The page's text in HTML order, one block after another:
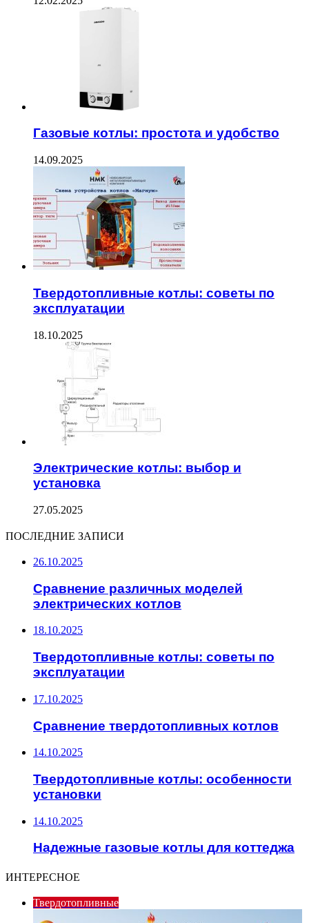
Газовые котлы: простота и удобство
14.09.2025
Твердотопливные котлы: советы по
эксплуатации
18.10.2025
Электрические котлы: выбор и
установка
27.05.2025
ПОСЛЕДНИЕ ЗАПИСИ
26.10.2025
Сравнение различных моделей
электрических котлов
18.10.2025
Твердотопливные котлы: советы по
эксплуатации
17.10.2025
Сравнение твердотопливных котлов
14.10.2025
Твердотопливные котлы: особенности
установки
14.10.2025
Надежные газовые котлы для коттеджа
ИНТЕРЕСНОЕ
Твердотопливные